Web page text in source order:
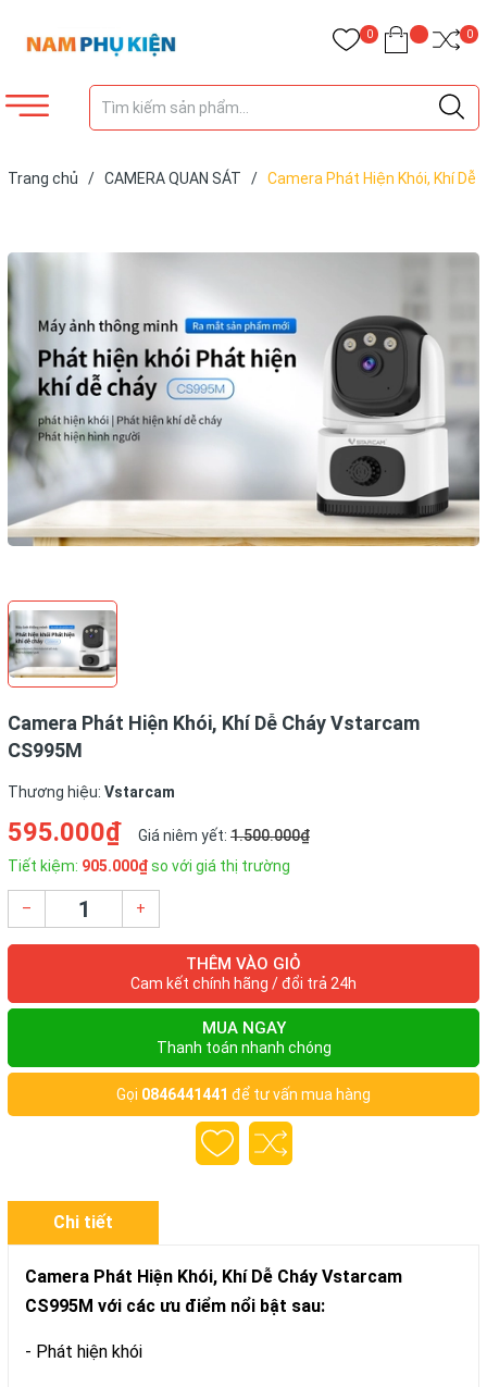
0 0
Trang chủ / CAMERA QUAN SÁT / Camera Phát Hiện Khói, Khí Dễ
Camera Phát Hiện Khói, Khí Dễ Cháy Vstarcam
CS995M
Thương hiệu: Vstarcam
595.000₫ Giá niêm yết: 1.500.000₫
Tiết kiệm: 905.000₫so với giá thị trường
– +
THÊM VÀO GIỎ
Cam kết chính hãng / đổi trả 24h
MUA NGAY
Thanh toán nhanh chóng
Gọi 0846441441 để tư vấn mua hàng
Chi tiết
Camera Phát Hiện Khói, Khí Dễ Cháy Vstarcam
CS995M với các ưu điểm nổi bật sau:
- Phát hiện khói